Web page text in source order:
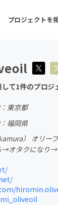
プロジェクトを
注目の新
音楽
ゲーム・サービ
チャレンジ
て1件のプロジ
東京都
福岡県
） オリ
→オタクになり→